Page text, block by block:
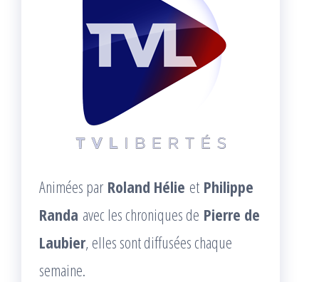
Animées par Roland Hélie et Philippe
Randa avec les chroniques de Pierre de
Laubier, elles sont diffusées chaque
semaine.